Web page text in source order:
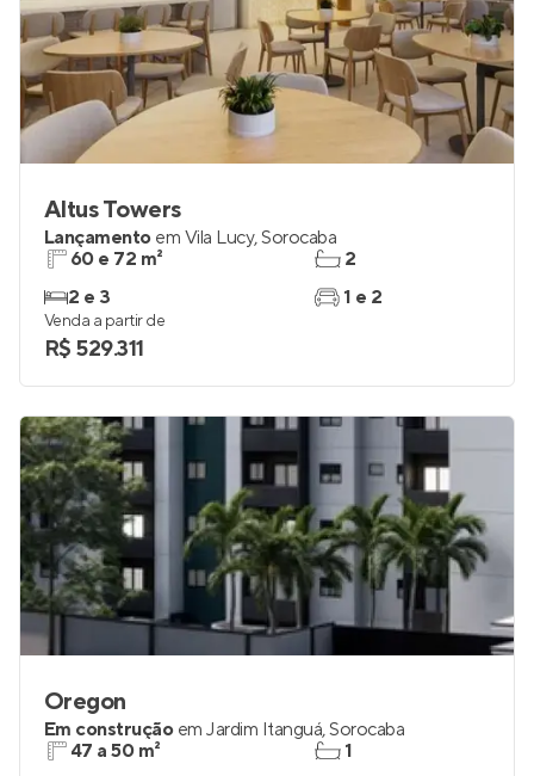
Altus Towers
Lançamento em Vila Lucy,Sorocaba
60 e 72 m²
2 e 3
2
1 e 2
Venda a partir de
R$ 529.311
Oregon
Em construção em Jardim Itanguá,Sorocaba
47 a 50 m²
1